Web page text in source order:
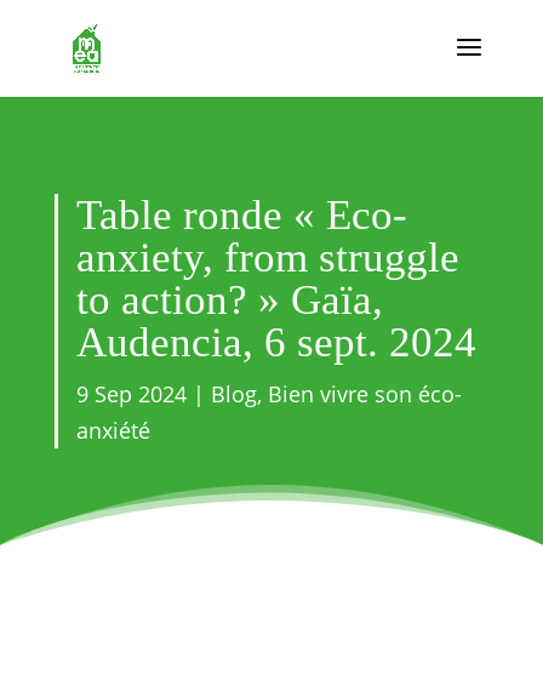
Table ronde « Eco-
anxiety, from struggle
to action? » Gaïa,
Audencia, 6 sept. 2024
9 Sep 2024| Blog, Bien vivre son éco-
anxiété